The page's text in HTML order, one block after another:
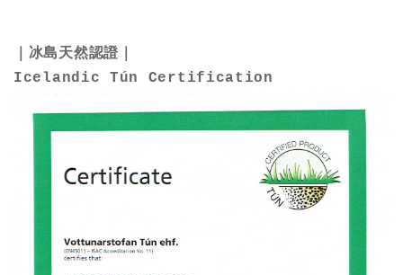
｜冰島天然認證｜
Icelandic Tún Certification